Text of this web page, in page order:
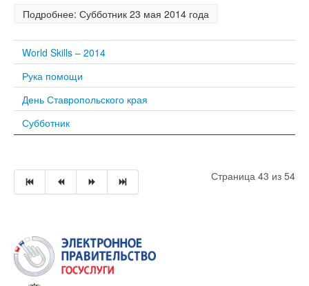
Подробнее: Субботник 23 мая 2014 года
World Skills – 2014
Рука помощи
День Ставропольского края
Субботник
Страница 43 из 54